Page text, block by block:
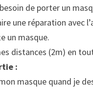
de porter un
une réparation avec
un masque.
distances (2m) en
:
masque quand je